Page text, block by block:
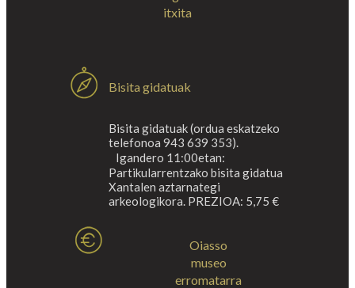
itxita
Bisita gidatuak
Bisita gidatuak (ordua eskatzeko
telefonoa 943 639 353).
Igandero 11:00etan:
Partikularrentzako bisita gidatua
Xantalen aztarnategi
arkeologikora. PREZIOA: 5,75 €
Oiasso
museo
erromatarra